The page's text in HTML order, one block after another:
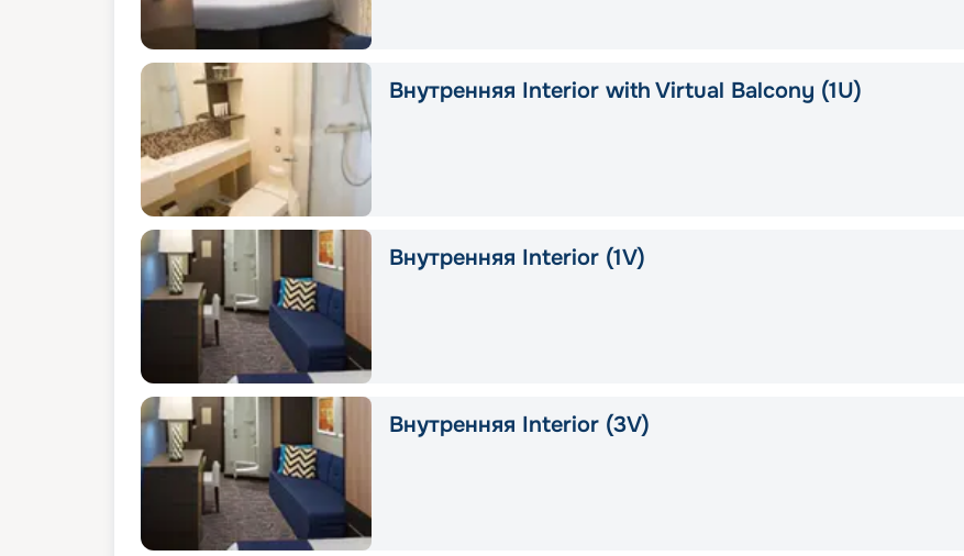
Внутренняя Interior with Virtual Balcony (1U)
Внутренняя Interior (1V)
Внутренняя Interior (3V)